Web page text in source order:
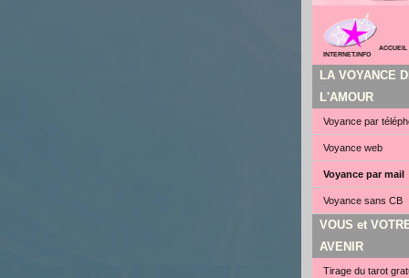
ACCUEIL
INTERNET.INFO
LA VOYANCE
L'AMOUR
Voyance par
Voyance web
Voyance par mail
Voyance sans CB
VOUS et
AVENIR
Tirage du tarot